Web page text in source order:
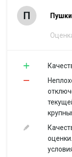
Матрица
Угол обзора
Режимы
Формат записи
Формат
аккумулятора
П